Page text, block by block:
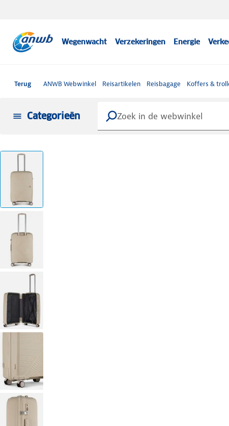
Wegenwacht Verzekeringen Energie
Terug ANWB Webwinkel Reisartikelen Reisbagage Koffers &
Categorieën